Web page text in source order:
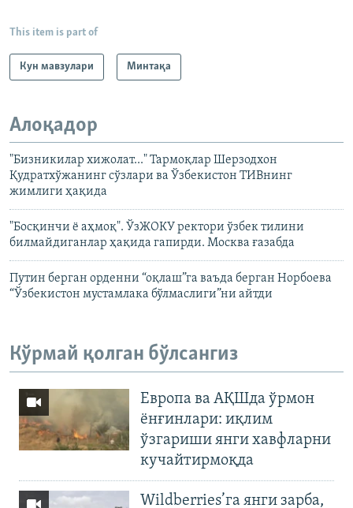
This item is part of
Кун мавзулари Минтақа
Алоқадор
"Бизникилар хижолат..." Тармоқлар Шерзодхон
Қудратхўжанинг сўзлари ва Ўзбекистон ТИВнинг
жимлиги ҳақида
"Босқинчи ё аҳмоқ". ЎзЖОКУ ректори ўзбек тилини
билмайдиганлар ҳақида гапирди. Москва ғазабда
Путин берган орденни “оқлаш”га ваъда берган Норбоева
“Ўзбекистон мустамлака бўлмаслиги”ни айтди
Кўрмай қолган бўлсангиз
Европа ва АҚШда ўрмон
ёнғинлари: иқлим
ўзгариши янги хавфларни
кучайтирмоқда
Wildberries’га янги зарба,